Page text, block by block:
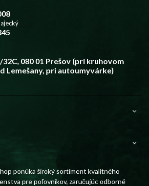
32C, 080 01 Prešov (pri kruhovom
Lemešany, pri autoumyvárke)
ponúka široký sortiment kvalitného
pre poľovníkov, zaručujúc odborné